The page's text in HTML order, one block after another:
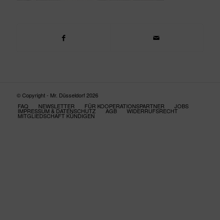
© Copyright - Mr. Düsseldorf 2026
FAQ
NEWSLETTER FÜR KOOPERATIONSPARTNER JOBS
IMPRESSUM & DATENSCHUTZ AGB WIDERRUFSRECHT
MITGLIEDSCHAFT KÜNDIGEN